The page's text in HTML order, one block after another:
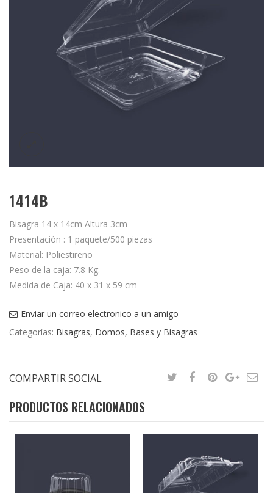
1414B
Bisagra 14 x 14cm Altura 3cm
Presentación : 1 paquete/500 piezas
Material: Poliestireno
Peso de la caja: 7.8 Kg.
Medida de Caja: 40 x 31 x 59 cm
Enviar un correo electronico a un amigo
Categorías: Bisagras, Domos, Bases y Bisagras
COMPARTIR SOCIAL
PRODUCTOS RELACIONADOS